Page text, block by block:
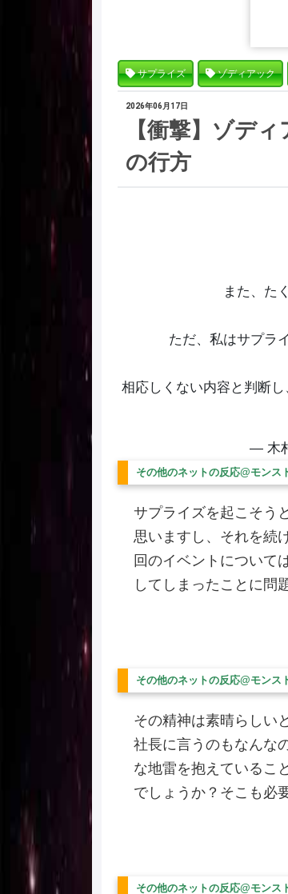
サプライズ ゾディアック
2026年06月17日
【衝撃】ゾデ
の行方
また、た
ただ、私はサプラ
相応しくない内容と判断
— 木
その他のネットの反応@モンス
サプライズを起こそう
思いますし、それを続
回のイベントについて
してしまったことに問
その他のネットの反応@モンス
その精神は素晴らしい
社長に言うのもなんな
な地雷を抱えているこ
でしょうか？そこも必
その他のネットの反応@モンス